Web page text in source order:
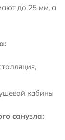
до 25 мм, а
кабины
санузла: